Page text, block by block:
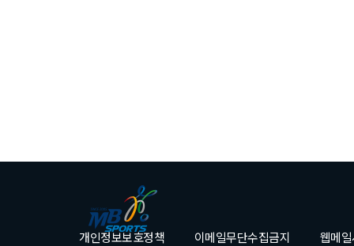
개인정보보호정책 이메일무단수집금지 웹메